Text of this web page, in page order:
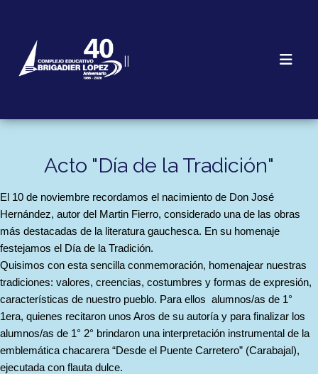
Acto "Día de la Tradición"
El 10 de noviembre recordamos el nacimiento de Don José
Hernández, autor del Martin Fierro, considerado una de las obras
más destacadas de la literatura gauchesca. En su homenaje
festejamos el Día de la Tradición.
Quisimos con esta sencilla conmemoración, homenajear nuestras
tradiciones: valores, creencias, costumbres y formas de expresión,
características de nuestro pueblo. Para ellos alumnos/as de 1°
1era, quienes recitaron unos Aros de su autoría y para finalizar los
alumnos/as de 1° 2° brindaron una interpretación instrumental de la
emblemática chacarera “Desde el Puente Carretero” (Carabajal),
ejecutada con flauta dulce.